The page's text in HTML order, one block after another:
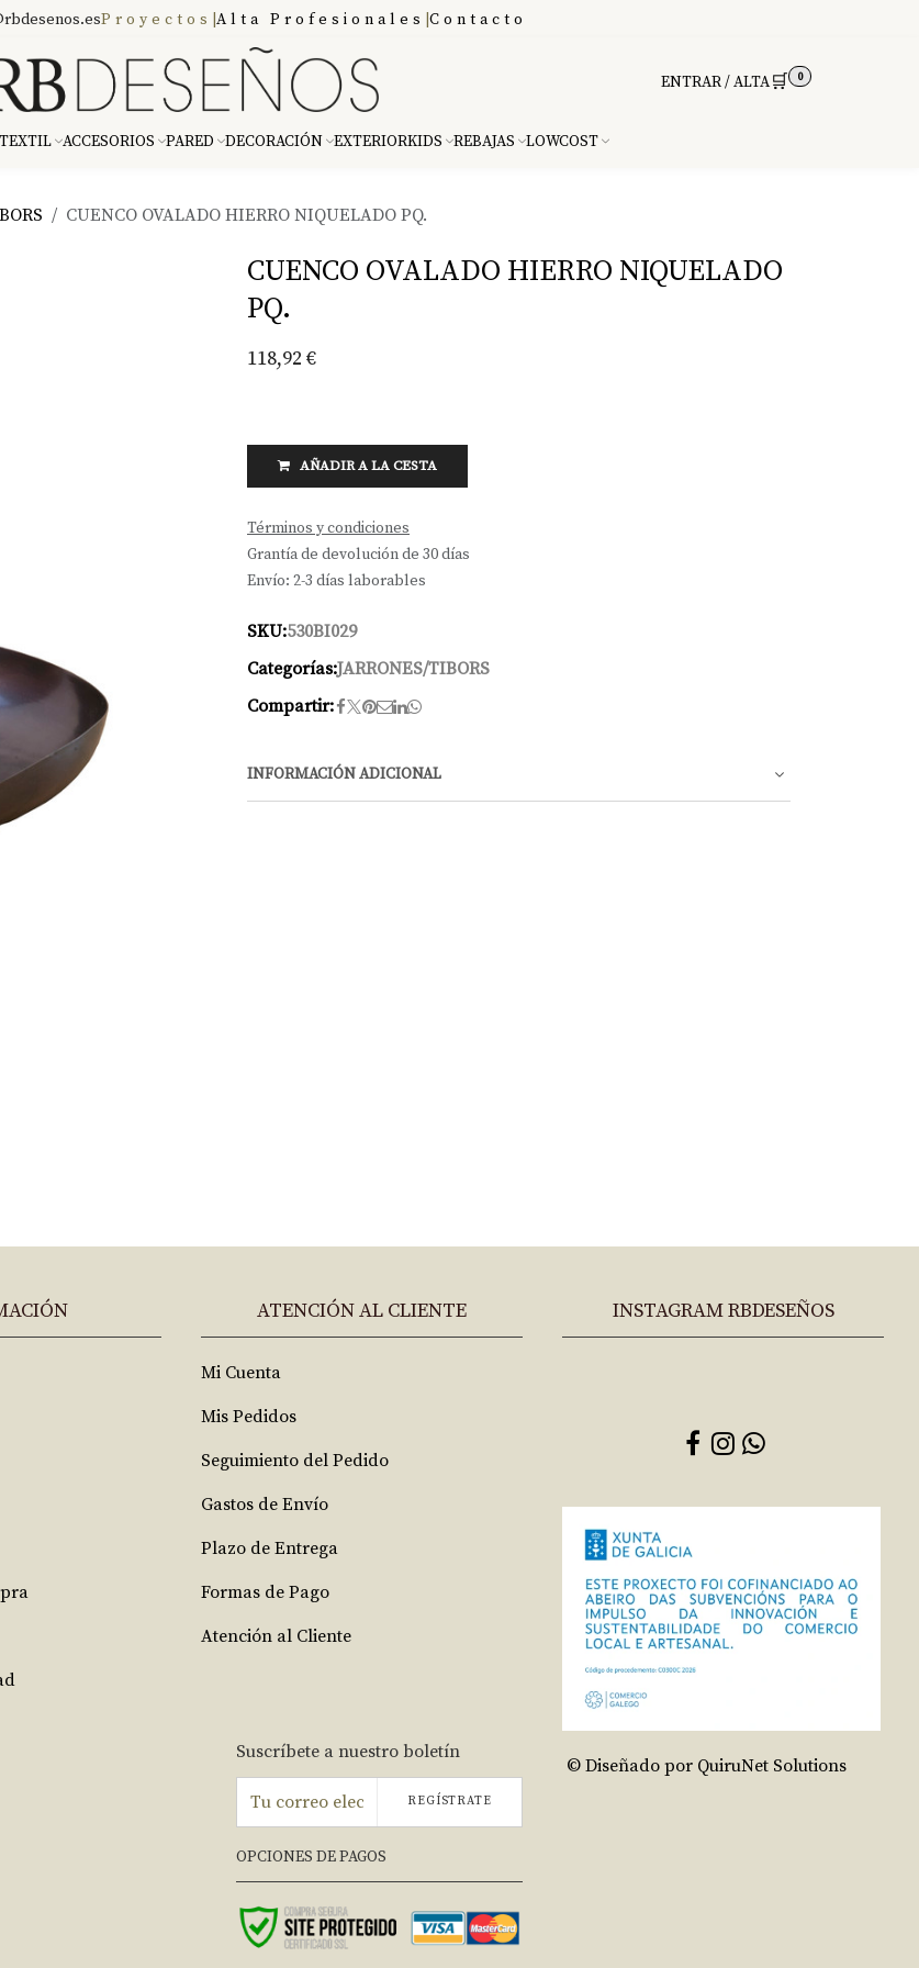
Proyectos Alta Profesionales Contacto
ENTRAR / ALTA🛒 0
TEXTIL ACCESORIOS PARED DECORACIÓN EXTERIORKIDS REBAJAS LOWCOST
CUENCO OVALADO HIERRO NIQUELADO PQ.
CUENCO OVALADO HIERRO NIQUELADO
PQ.
118,92 €
AÑADIR A LA CESTA
Términos y condiciones
Grantía de devolución de 30 días
Envío: 2-3 días laborables
SKU:530BI029
Categorías:JARRONES/TIBORS
Compartir:
INFORMACIÓN ADICIONAL
ATENCIÓN AL CLIENTE
Mi Cuenta
Mis Pedidos
Seguimiento del Pedido
Gastos de Envío
Plazo de Entrega
Formas de Pago
Atención al Cliente
Suscríbete a nuestro boletín
REGÍSTRATE
OPCIONES DE PAGOS
INSTAGRAM RBDESEÑOS
© Diseñado por QuiruNet Solutions